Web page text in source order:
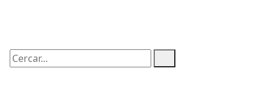
Cercar: